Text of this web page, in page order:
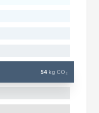
54 kg CO₂